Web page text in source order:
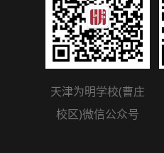
天津为明学校(曹庄
校区)微信公众号